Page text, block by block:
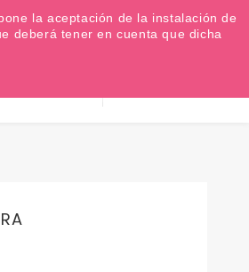
EUR €
Iniciar sesión
(0 )
la aceptación de la instalación de
deberá tener en cuenta que dicha